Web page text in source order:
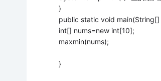
}
public static void main(String[]
int[] nums=new int[10];
maxmin(nums);
}